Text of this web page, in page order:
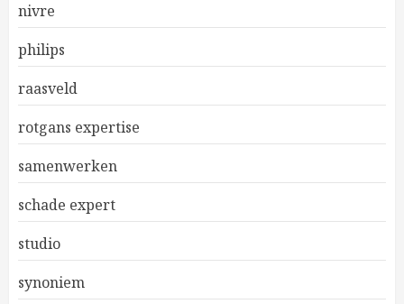
nivre
philips
raasveld
rotgans expertise
samenwerken
schade expert
studio
synoniem